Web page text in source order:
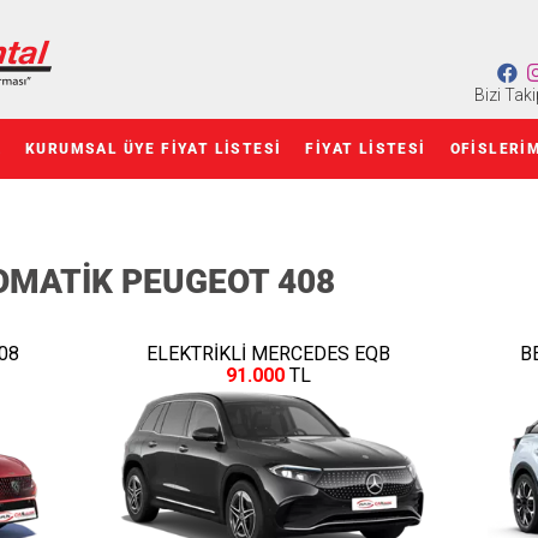
Bizi
KURUMSAL ÜYE FIYAT LISTESI FIYAT LISTESI
PEUGEOT 408
ELEKTRİKLİ MERCEDES EQB
91.000 TL